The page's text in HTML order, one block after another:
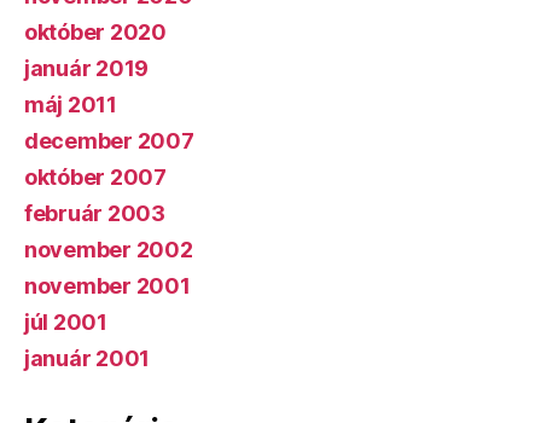
október 2020
január 2019
máj 2011
december 2007
október 2007
február 2003
november 2002
november 2001
júl 2001
január 2001